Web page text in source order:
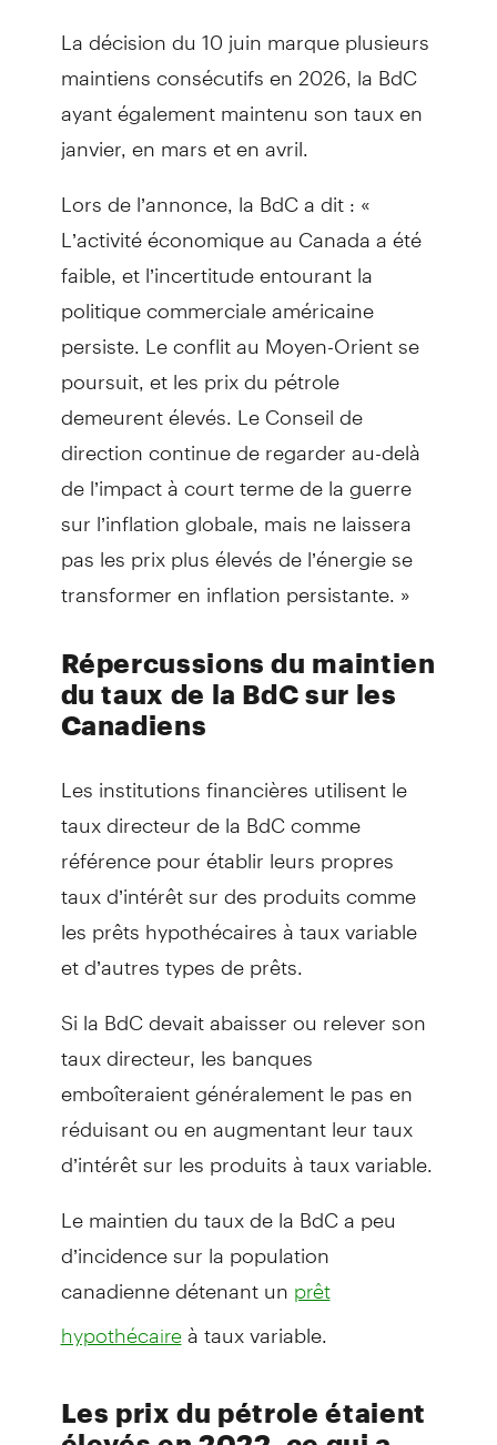
La décision du 10 juin marque plusieurs
maintiens consécutifs en 2026, la BdC
ayant également maintenu son taux en
janvier, en mars et en avril.
Lors de l’annonce, la BdC a dit : «
L’activité économique au Canada a été
faible, et l’incertitude entourant la
politique commerciale américaine
persiste. Le conflit au Moyen-Orient se
poursuit, et les prix du pétrole
demeurent élevés. Le Conseil de
direction continue de regarder au-delà
de l’impact à court terme de la guerre
sur l’inflation globale, mais ne laissera
pas les prix plus élevés de l’énergie se
transformer en inflation persistante. »
Répercussions du maintien
du taux de la BdC sur les
Canadiens
Les institutions financières utilisent le
taux directeur de la BdC comme
référence pour établir leurs propres
taux d’intérêt sur des produits comme
les prêts hypothécaires à taux variable
et d’autres types de prêts.
Si la BdC devait abaisser ou relever son
taux directeur, les banques
emboîteraient généralement le pas en
réduisant ou en augmentant leur taux
d’intérêt sur les produits à taux variable.
Le maintien du taux de la BdC a peu
d’incidence sur la population
canadienne détenant un prêt
hypothécaireà taux variable.
Les prix du pétrole étaient